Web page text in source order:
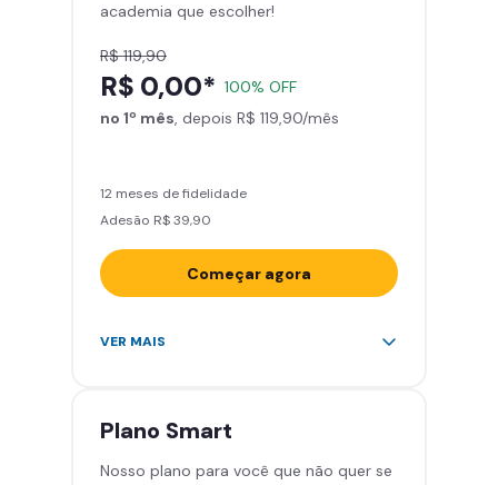
Smart Fit App
academia que escolher!
R$ 119,90
R$ 0,00* 100% OFF
no 1º mês, depois R$ 119,90/mês
12 meses de fidelidade
Adesão R$ 39,90
Começar agora
Acesso ilimitado a +2.000
Cadeira de massagem
Skeelo App (Audiobook)*
VER MAIS
Plano Smart
Nosso plano para você que não quer se